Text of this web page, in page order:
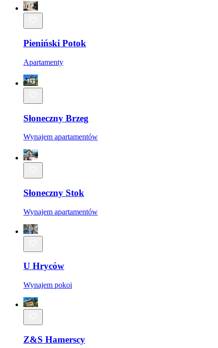
Pieniński Potok
Apartamenty
Słoneczny Brzeg
Wynajem apartamentów
Słoneczny Stok
Wynajem apartamentów
U Hryców
Wynajem pokoi
Z&S Hamerscy